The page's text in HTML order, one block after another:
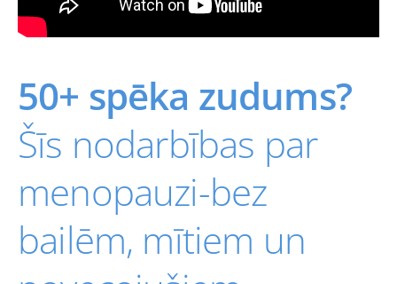
50+ spēka zudums?
Šīs nodarbības par
menopauzi-bez
bailēm, mītiem un